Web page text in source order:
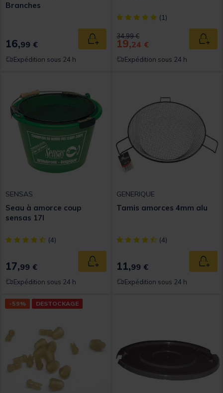
Branches
16,99 € Ajouter au panier
Expédition sous 24 h
[object Object] out of 5
(1)
Price reduced from
34,99 €to
19,24 €
Expédition sous 24 h
SENSAS
Seau à amorce coup
sensas 17l
[object Object] out of 5 Customer Rating
(4)
17,99 € Ajouter au panier
Expédition sous 24 h
GENERIQUE
Tamis amorces 4mm alu
[object Object] out of 5
(4)
11,99 €
Expédition sous 24 h
-59% DESTOCKAGE